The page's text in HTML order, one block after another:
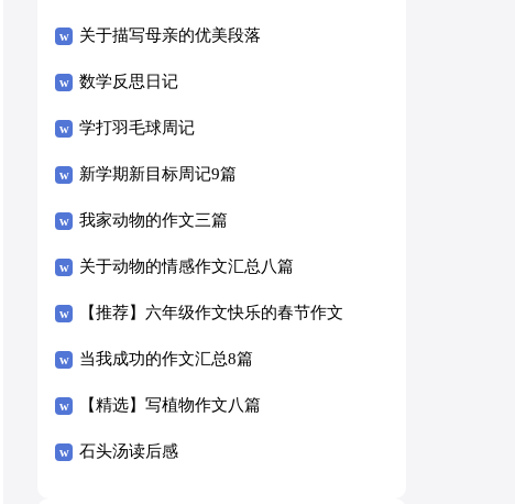
关于描写母亲的优美段落
数学反思日记
学打羽毛球周记
新学期新目标周记9篇
我家动物的作文三篇
关于动物的情感作文汇总八篇
【推荐】六年级作文快乐的春节作文
合集6篇
当我成功的作文汇总8篇
【精选】写植物作文八篇
石头汤读后感